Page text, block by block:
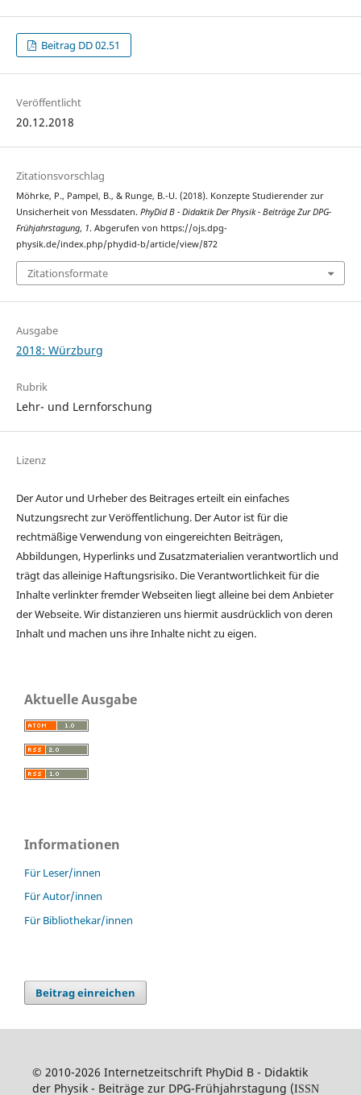
Beitrag DD 02.51
Veröffentlicht
20.12.2018
Zitationsvorschlag
Möhrke, P., Pampel, B., & Runge, B.-U. (2018). Konzepte Studierender zur
Unsicherheit von Messdaten. PhyDid B - Didaktik Der Physik - Beiträge Zur DPG-
Frühjahrstagung, 1. Abgerufen von https://ojs.dpg-
physik.de/index.php/phydid-b/article/view/872
Zitationsformate
Ausgabe
2018: Würzburg
Rubrik
Lehr- und Lernforschung
Lizenz
Der Autor und Urheber des Beitrages erteilt ein einfaches
Nutzungsrecht zur Veröffentlichung. Der Autor ist für die
rechtmäßige Verwendung von eingereichten Beiträgen,
Abbildungen, Hyperlinks und Zusatzmaterialien verantwortlich und
trägt das alleinige Haftungsrisiko. Die Verantwortlichkeit für die
Inhalte verlinkter fremder Webseiten liegt alleine bei dem Anbieter
der Webseite. Wir distanzieren uns hiermit ausdrücklich von deren
Inhalt und machen uns ihre Inhalte nicht zu eigen.
Aktuelle Ausgabe
Informationen
Für Leser/innen
Für Autor/innen
Für Bibliothekar/innen
Beitrag einreichen
© 2010-2026 Internetzeitschrift PhyDid B - Didaktik
der Physik - Beiträge zur DPG-Frühjahrstagung (ISSN